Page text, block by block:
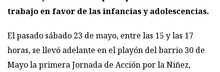
trabajo en favor de las infancias y adolescencias.
El pasado sábado 23 de mayo, entre las 15 y las 17
horas, se llevó adelante en el playón del barrio 30 de
Mayo la primera Jornada de Acción por la Niñez,